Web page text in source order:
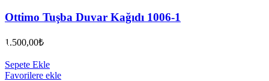
Ottimo Tuşba Duvar Kağıdı 1006-1
1.500,00₺
Sepete Ekle
Favorilere ekle